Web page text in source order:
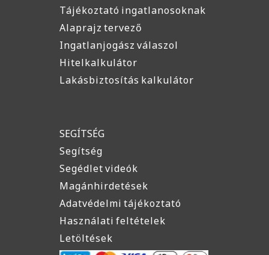
Tájékoztató ingatlanosoknak
Alaprajz tervező
Ingatlanjogász válaszol
Hitelkalkulátor
Lakásbiztosítás kalkulátor
SEGÍTSÉG
Segítség
Segédlet videók
Magánhirdetések
Adatvédelmi tájékoztató
Használati feltételek
Letöltések